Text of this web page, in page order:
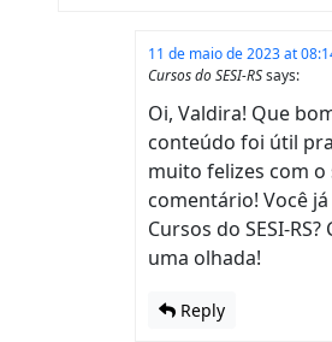
11 de maio de 2023 at
Cursos do SESI-RSsays:
Oi, Valdira! Que
conteúdo foi útil
muito felizes com o
comentário! Você
Cursos do SESI-RS?
uma olhada!
Reply